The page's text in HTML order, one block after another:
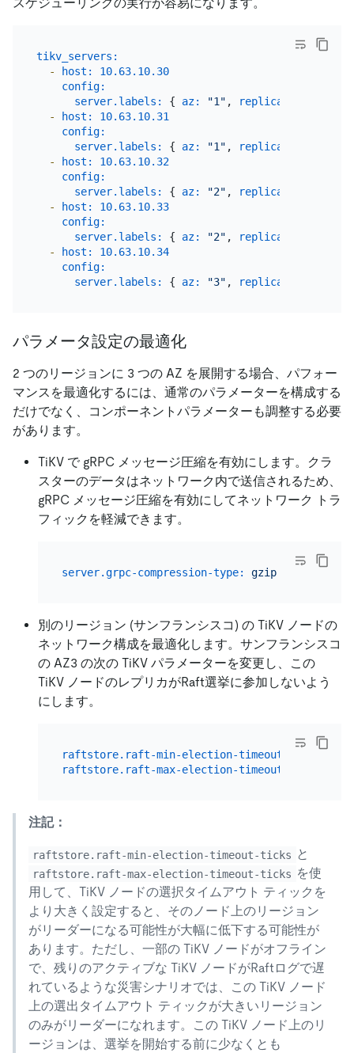
tikv_servers:
-
host: 10.63.10.30
config:
server.labels:
{ az: "1" , replication zone:
-
host: 10.63.10.31
config:
server.labels:
{ az: "1" , replication zone:
-
host: 10.63.10.32
config:
server.labels:
{ az: "2" , replication zone:
-
host: 10.63.10.33
config:
server.labels:
{ az: "2" , replication zone:
-
host: 10.63.10.34
config:
server.labels:
{ az: "3" , replication zone:
パラメータ設定の最適化
2 つのリージョンに 3 つの AZ を展開する場合、パフォー
マンスを最適化するには、通常のパラメーターを構成する
だけでなく、コンポーネントパラメーターも調整する必要
があります。
TiKV で gRPC メッセージ圧縮を有効にします。クラ
スターのデータはネットワーク内で送信されるため、
gRPC メッセージ圧縮を有効にしてネットワーク トラ
フィックを軽減できます。
server.grpc-compression-type: gzip
別のリージョン (サンフランシスコ) の TiKV ノードの
ネットワーク構成を最適化します。サンフランシスコ
の AZ3 の次の TiKV パラメーターを変更し、この
TiKV ノードのレプリカがRaft選挙に参加しないよう
にします。
raftstore.raft-min-election-timeout-ticks:
raftstore.raft-max-election-timeout-ticks:
注記：
raftstore.raft-min-election-timeout-ticks と
raftstore.raft-max-election-timeout-ticks を使
用して、TiKV ノードの選択タイムアウト ティックを
より大きく設定すると、そのノード上のリージョン
がリーダーになる可能性が大幅に低下する可能性が
あります。ただし、一部の TiKV ノードがオフライン
で、残りのアクティブな TiKV ノードがRaftログで遅
れているような災害シナリオでは、この TiKV ノード
上の選出タイムアウト ティックが大きいリージョン
のみがリーダーになれます。この TiKV ノード上のリ
ージョンは、選挙を開始する前に少なくとも